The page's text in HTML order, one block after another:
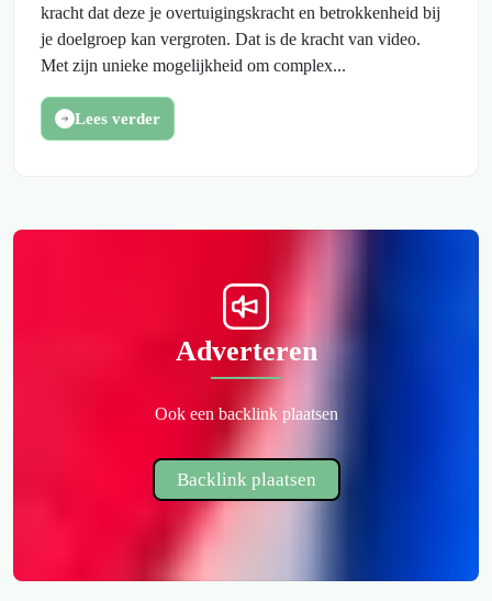
kracht dat deze je overtuigingskracht en betrokkenheid bij
je doelgroep kan vergroten. Dat is de kracht van video.
Met zijn unieke mogelijkheid om complex...
Lees verder
Adverteren
Ook een backlink plaatsen
Backlink plaatsen